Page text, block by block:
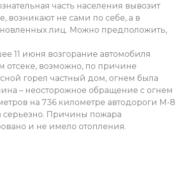
часть населения вывозит
возникают не сами по себе, а в
лиц. Можно предположить,
11 июня возгорание автомобиля
отсеке, возможно, по причине
горел частный дом, огнем была
– неосторожное обращение с огнем
на 736 километре автодороги М-8
серьезно. Причины пожара
и не имело отопления.